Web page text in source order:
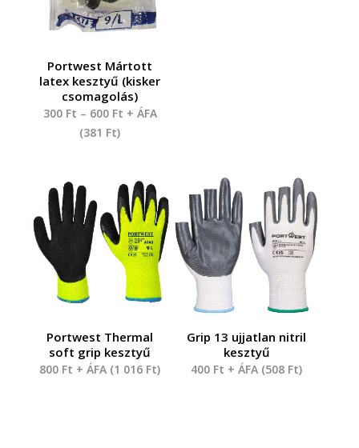
Portwest Mártott
latex kesztyű (kisker
csomagolás)
300 Ft – 600 Ft + ÁFA
(381 Ft)
Portwest Thermal
soft grip kesztyű
800 Ft + ÁFA (1 016 Ft)
Grip 13 ujjatlan nitril
kesztyű
400 Ft + ÁFA (508 Ft)